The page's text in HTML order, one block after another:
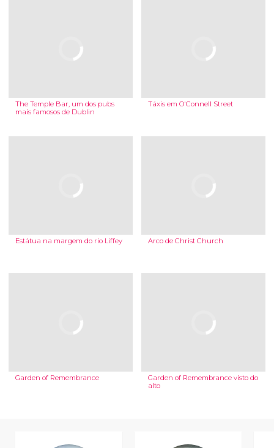
The Temple Bar, um dos pubs
mais famosos de Dublin
Táxis em O'Connell Street
Estátua na margem do rio Liffey Arco de Christ Church
Garden of Remembrance
Garden of Remembrance visto do
alto